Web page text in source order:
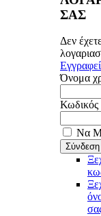
ΣΑΣ
Δεν
Όνομα
Κωδικός
Να